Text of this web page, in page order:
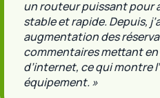
un routeur puissant pour
stable et rapide. Depuis,
augmentation des
commentaires mettant
d’internet, ce qui montre
équipement. »